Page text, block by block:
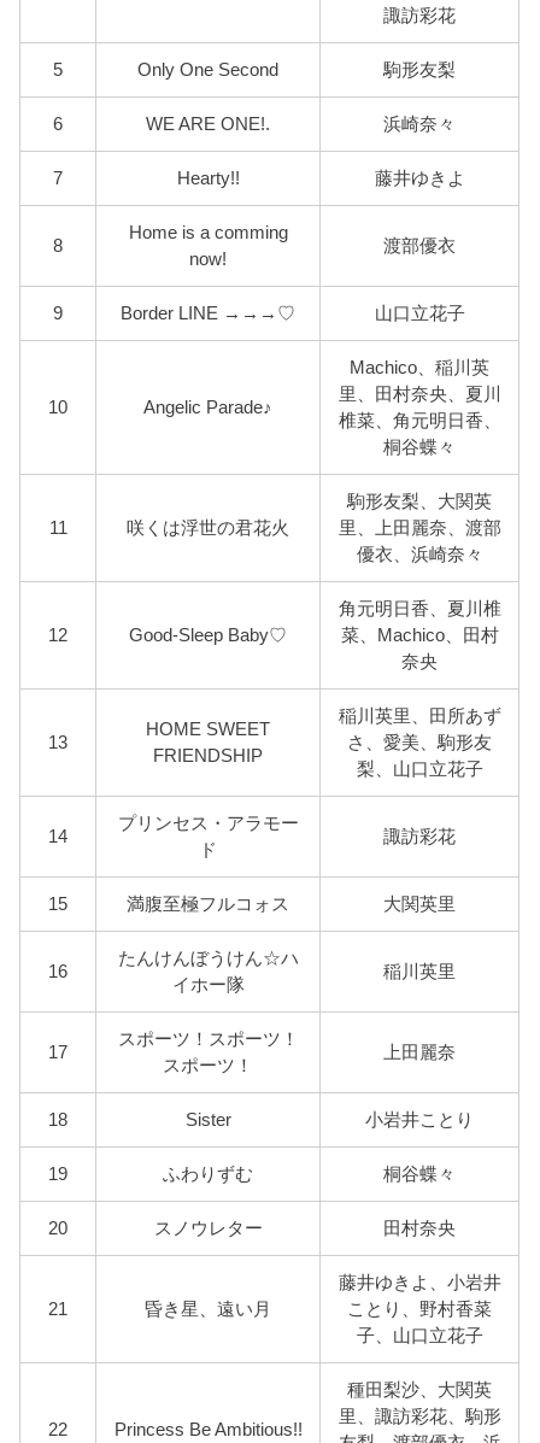
諏訪彩花
5 Only One Second 駒形友梨
6 WE ARE ONE!. 浜崎奈々
7 Hearty!! 藤井ゆきよ
8
Home is a comming
now!
渡部優衣
9 Border LINE →→→♡ 山口立花子
10 Angelic Parade♪
Machico、稲川英
里、田村奈央、夏川
椎菜、角元明日香、
桐谷蝶々
11 咲くは浮世の君花火
駒形友梨、大関英
里、上田麗奈、渡部
優衣、浜崎奈々
12 Good-Sleep Baby♡
角元明日香、夏川椎
菜、Machico、田村
奈央
13
HOME SWEET
FRIENDSHIP
稲川英里、田所あず
さ、愛美、駒形友
梨、山口立花子
14
プリンセス・アラモー
ド
諏訪彩花
15 満腹至極フルコォス 大関英里
16
たんけんぼうけん☆ハ
イホー隊
稲川英里
17
スポーツ！スポーツ！
スポーツ！
上田麗奈
18 Sister 小岩井ことり
19 ふわりずむ 桐谷蝶々
20 スノウレター 田村奈央
21 昏き星、遠い月
藤井ゆきよ、小岩井
ことり、野村香菜
子、山口立花子
22 Princess Be Ambitious!!
種田梨沙、大関英
里、諏訪彩花、駒形